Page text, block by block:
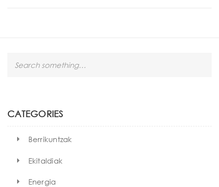
h
CATEGORIES
Berrikuntzak
Ekitaldiak
Energia